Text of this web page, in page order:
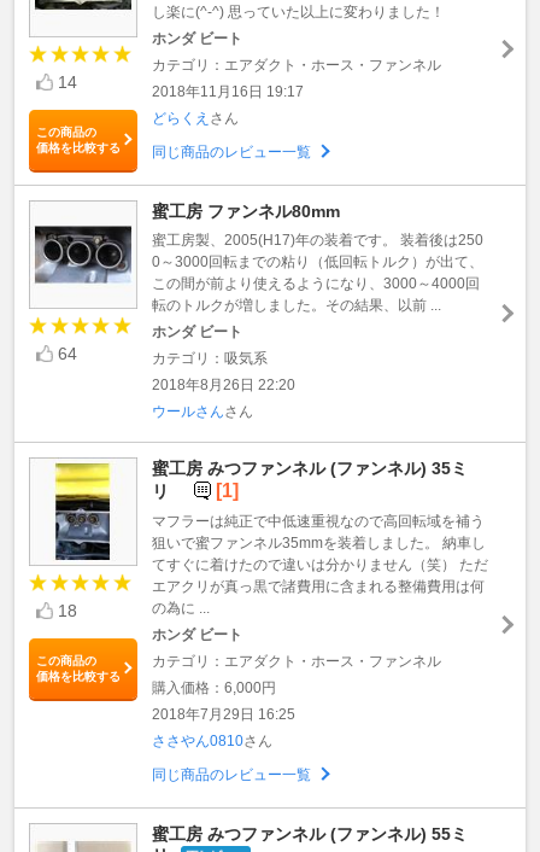
14
この商品の
価格を比較する
し楽に(^-^) 思っていた以上に変わりました！
ホンダ ビート
カテゴリ：エアダクト・ホース・ファンネル
2018年11月16日 19:17
どらくえ さん
同じ商品のレビュー一覧
64
蜜工房 ファンネル80mm
蜜工房製、2005(H17)年の装着です。 装着後は250
0～3000回転までの粘り（低回転トルク）が出て、
この間が前より使えるようになり、3000～4000回
転のトルクが増しました。その結果、以前 ...
ホンダ ビート
カテゴリ：吸気系
2018年8月26日 22:20
ウールさんさん
18
この商品の
価格を比較する
蜜工房 みつファンネル (ファンネル) 35ミ
リ
[1]
マフラーは純正で中低速重視なので高回転域を補う
狙いで蜜ファンネル35mmを装着しました。 納車し
てすぐに着けたので違いは分かりません（笑） ただ
エアクリが真っ黒で諸費用に含まれる整備費用は何
の為に ...
ホンダ ビート
カテゴリ：エアダクト・ホース・ファンネル
購入価格：6,000円
2018年7月29日 16:25
ささやん0810さん
同じ商品のレビュー一覧
蜜工房 みつファンネル (ファンネル) 55ミ